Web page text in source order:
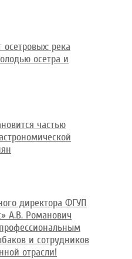
река
осетра и
частью
директора ФГУП
А.В. Романович
и сотрудников
отрасли!